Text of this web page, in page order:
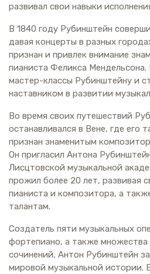
развивал свои навыки
В 1840 году Рубинштейн
давая концерты в разных
признан и привлек внимание
пианиста Феликса
мастер-классы Рубинштейну и
наставником в развитии
Во время своих путешествий
останавливался в Вене, где его
признан знаменитым
Он пригласил Антона
Лисцтовской музыкальной
прожил более 20 лет, развивая
пианиста и композитора, а
талантам.
Создатель пяти музыкальных
фортепиано, а также
сочинений, Антон Рубинштейн
мировой музыкальной истории.